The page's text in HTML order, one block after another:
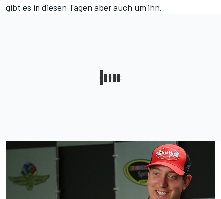
gibt es in diesen Tagen aber auch um ihn.